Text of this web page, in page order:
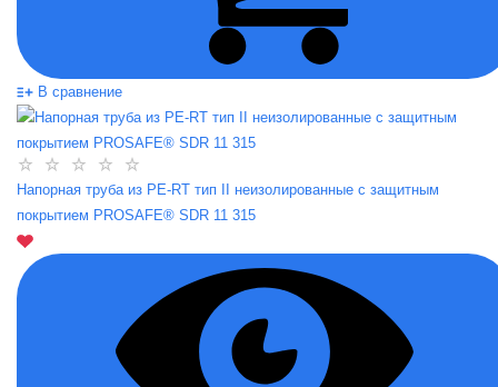
В сравнение
Напорная труба из PE-RT тип II неизолированные с защитным
покрытием PROSAFE® SDR 11 315